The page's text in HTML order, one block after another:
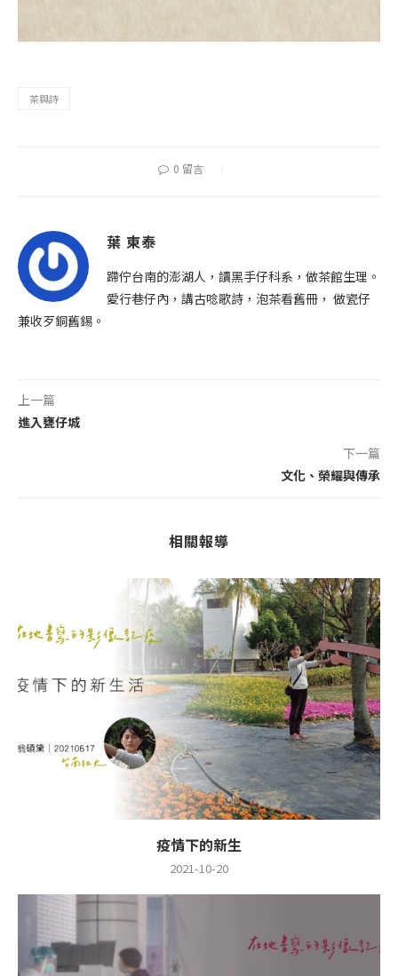
茶與詩
0 留言
葉 東泰
蹛佇台南的澎湖人，讀黑手仔科系，做茶館生理。
愛行巷仔內，講古唸歌詩，泡茶看舊冊， 做瓷仔
兼收歹銅舊錫。
上一篇
進入甕仔城
下一篇
文化、榮耀與傳承
相關報導
疫情下的新生
2021-10-20